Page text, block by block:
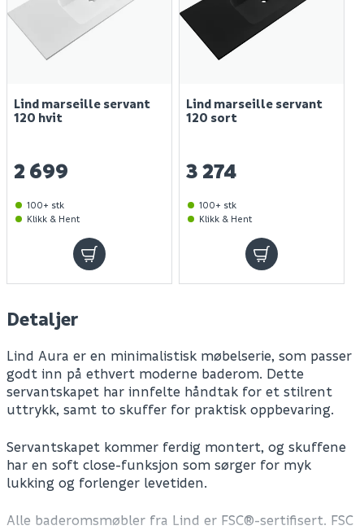
Lind marseille servant
120 hvit
2 699
100+ stk
Klikk & Hent
Lind marseille servant
120 sort
3 274
100+ stk
Klikk & Hent
Detaljer
Lind Aura er en minimalistisk møbelserie, som passer
godt inn på ethvert moderne baderom. Dette
servantskapet har innfelte håndtak for et stilrent
uttrykk, samt to skuffer for praktisk oppbevaring.
Servantskapet kommer ferdig montert, og skuffene
har en soft close-funksjon som sørger for myk
lukking og forlenger levetiden.
Alle baderomsmøbler fra Lind er FSC®-sertifisert. FSC